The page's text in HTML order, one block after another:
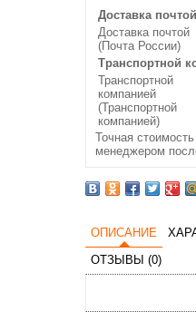
Доставка почтой
Доставка почтой
(Почта России)
Транспортной
Транспортной
компанией
(Транспортной
компанией)
Точная
менеджером
ОПИСАНИЕ
ОТЗЫВЫ (0)